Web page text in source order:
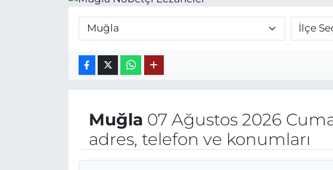
Muğla 07 Ağustos 2026
adres, telefon ve konumları